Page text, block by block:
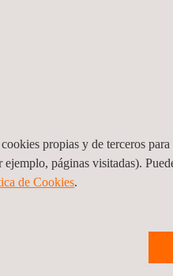
de Sociocultural y de
para la Comar
propias y de terceros
ejemplo, páginas visitadas).
de Cookies. ​